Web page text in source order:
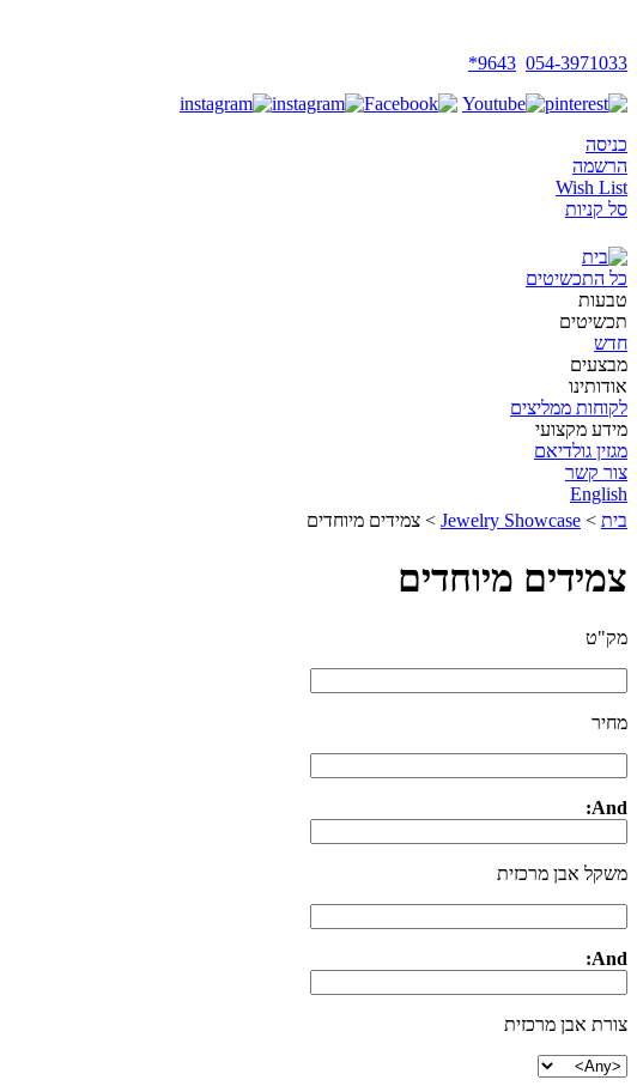
054-3971033
9643*
כניסה
הרשמה
Wish List
סל קניות
כל התכשיטים
טבעות
תכשיטים
חדש
מבצעים
אודותינו
לקוחות ממליצים
מידע מקצועי
מגזין גולדיאם
צור קשר
English
בית >
Jewelry Showcase
> צמידים מיוחדים
צמידים מיוחדים
מק"ט
מחיר
And:
משקל אבן מרכזית
And:
צורת אבן מרכזית